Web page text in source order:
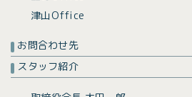
津山Office
お問合わせ先
スタッフ紹介